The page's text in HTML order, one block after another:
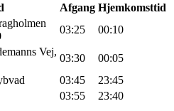
Afgang Hjemkomsttid
03:25 00:10
Vej,
03:30
00:05
03:45
23:45
03:55 23:40